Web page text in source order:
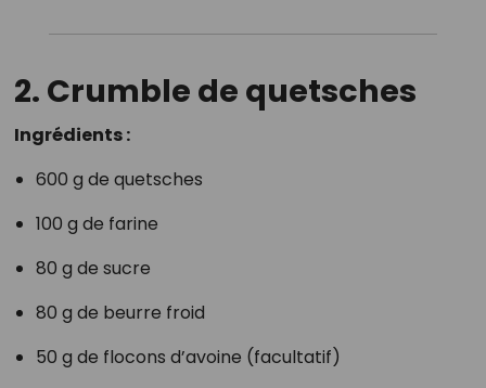
2. Crumble de quetsches
Ingrédients :
600 g de quetsches
100 g de farine
80 g de sucre
80 g de beurre froid
50 g de flocons d’avoine (facultatif)